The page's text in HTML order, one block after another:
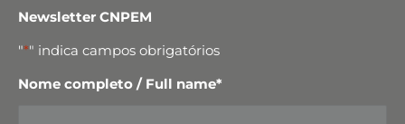
Newsletter CNPEM
"*" indica campos obrigatórios
Nome completo / Full name*